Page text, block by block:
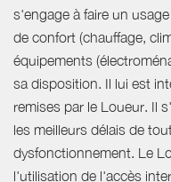
s'engage à faire un
de confort (chauffage,
équipements
sa disposition. Il lui est
remises par le Loueur. Il
les meilleurs délais de
dysfonctionnement. Le
l'utilisation de l'accès